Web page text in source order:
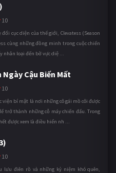
10
cục diện của thế giới, Clevatess (Season
cùng những đồng minh trong cuộc chiến
nhân loại đến bờ vực diệ ...
Ngày Cậu Biến Mất
10
viện bí mật là nơi những cô gái mồ côi được
trở thành những cỗ máy chiến đấu. Trong
được xem là điều hiển nh ...
10
lưu điên rồ và những kỷ niệm khó quên,